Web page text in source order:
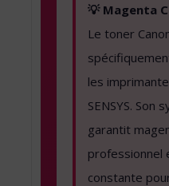
💡 Magenta
Le toner
les
SENSYS. Son
garantit
professionnel
constante